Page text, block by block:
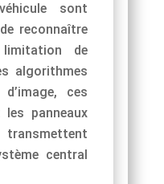
sont
reconnaître
de
algorithmes
ces
panneaux
central